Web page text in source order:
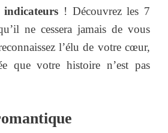
indicateurs ! Découvrez les 7
ne cessera jamais de vous
l’élu de votre cœur,
que votre histoire n’est pas